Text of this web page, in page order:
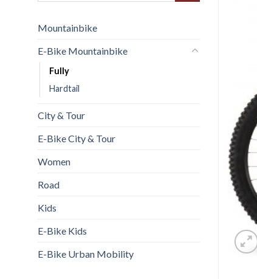
Mountainbike
E-Bike Mountainbike
Fully
Hardtail
City & Tour
E-Bike City & Tour
Women
Road
Kids
E-Bike Kids
E-Bike Urban Mobility